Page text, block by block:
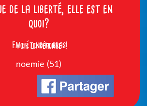
de la liberté, elle est en
quoi?
Voir la réponse
Elle étend le bras!
noemie (51)